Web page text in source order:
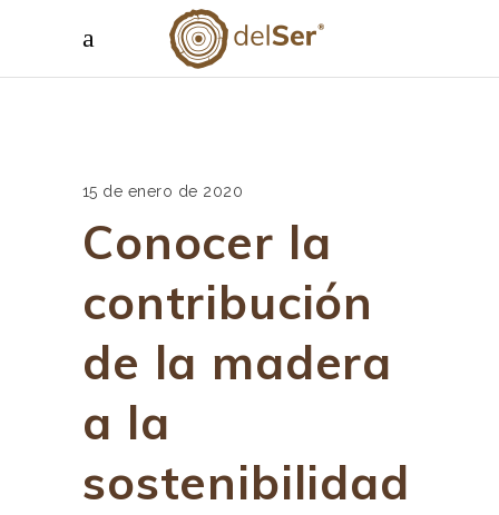
15 de enero de 2020
Conocer la
contribución
de la madera
a la
sostenibilidad